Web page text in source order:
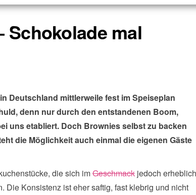
Schokolade mal
Deutschland mittlerweile fest im Speiseplan
denn nur durch den entstandenen Boom,
uns etabliert. Doch Brownies selbst zu backen
die Möglichkeit auch einmal die eigenen Gäste
die sich imGeschmack jedoch erheblich
Die Konsistenz ist eher saftig, fast klebrig und nicht